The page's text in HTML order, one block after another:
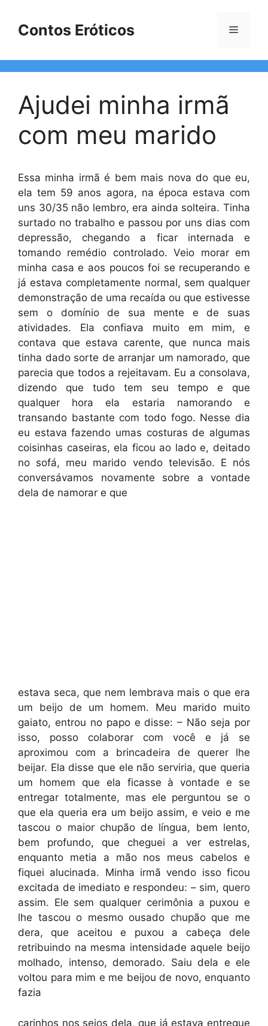
Contos Eróticos Menu
Ajudei minha irmã
com meu marido
Essa minha irmã é bem mais nova do que eu,
ela tem 59 anos agora, na época estava com
uns 30/35 não lembro, era ainda solteira. Tinha
surtado no trabalho e passou por uns dias com
depressão, chegando a ficar internada e
tomando remédio controlado. Veio morar em
minha casa e aos poucos foi se recuperando e
já estava completamente normal, sem qualquer
demonstração de uma recaída ou que estivesse
sem o domínio de sua mente e de suas
atividades. Ela confiava muito em mim, e
contava que estava carente, que nunca mais
tinha dado sorte de arranjar um namorado, que
parecia que todos a rejeitavam. Eu a consolava,
dizendo que tudo tem seu tempo e que
qualquer hora ela estaria namorando e
transando bastante com todo fogo. Nesse dia
eu estava fazendo umas costuras de algumas
coisinhas caseiras, ela ficou ao lado e, deitado
no sofá, meu marido vendo televisão. E nós
conversávamos novamente sobre a vontade
dela de namorar e que
estava seca, que nem lembrava mais o que era
um beijo de um homem. Meu marido muito
gaiato, entrou no papo e disse: – Não seja por
isso, posso colaborar com você e já se
aproximou com a brincadeira de querer lhe
beijar. Ela disse que ele não serviria, que queria
um homem que ela ficasse à vontade e se
entregar totalmente, mas ele perguntou se o
que ela queria era um beijo assim, e veio e me
tascou o maior chupão de língua, bem lento,
bem profundo, que cheguei a ver estrelas,
enquanto metia a mão nos meus cabelos e
fiquei alucinada. Minha irmã vendo isso ficou
excitada de imediato e respondeu: – sim, quero
assim. Ele sem qualquer cerimônia a puxou e
lhe tascou o mesmo ousado chupão que me
dera, que aceitou e puxou a cabeça dele
retribuindo na mesma intensidade aquele beijo
molhado, intenso, demorado. Saiu dela e ele
voltou para mim e me beijou de novo, enquanto
fazia
carinhos nos seios dela, que já estava entregue